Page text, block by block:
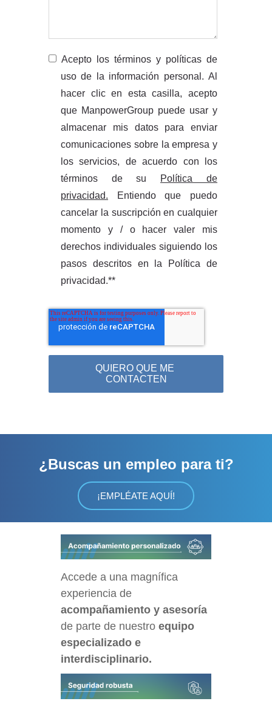
Acepto los términos y políticas de
uso de la información personal. Al
hacer clic en esta casilla, acepto
que ManpowerGroup puede usar y
almacenar mis datos para enviar
comunicaciones sobre la empresa y
los servicios, de acuerdo con los
términos de su
Política de
privacidad. Entiendo que puedo
cancelar la suscripción en cualquier
momento y / o hacer valer mis
derechos individuales siguiendo los
pasos descritos en la Política de
privacidad.**
¿Buscas un empleo para ti?
¡EMPLÉATE AQUÍ!
Accede a una magnífica
experiencia de
acompañamiento y asesoría
de parte de nuestro equipo
especializado e
interdisciplinario.